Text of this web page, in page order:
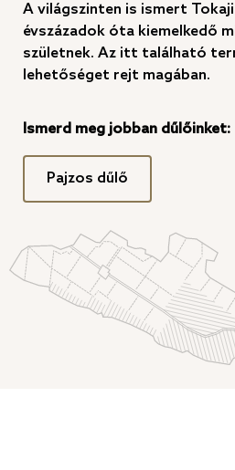
A világszinten is ismert
évszázadok óta kiemelkedő
születnek. Az itt található
lehetőséget rejt magában.
Ismerd meg jobban dűlőinket:
Pajzos dűlő